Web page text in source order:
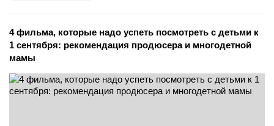
4 фильма, которые надо успеть посмотреть с детьми к
1 сентября: рекомендация продюсера и многодетной
мамы